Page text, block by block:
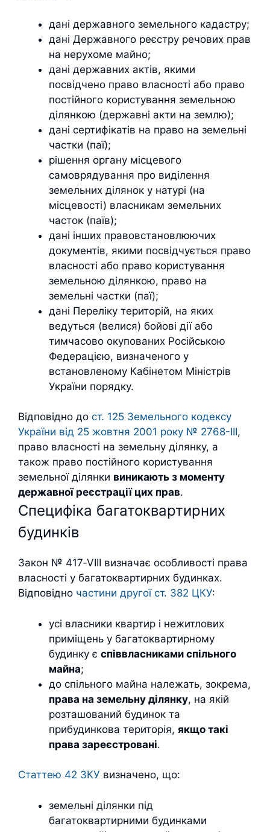
дані державного земельного кадастру;
дані Державного реєстру речових прав
на нерухоме майно;
дані державних актів, якими
посвідчено право власності або право
постійного користування земельною
ділянкою (державні акти на землю);
дані сертифікатів на право на земельні
частки (паї);
рішення органу місцевого
самоврядування про виділення
земельних ділянок у натурі (на
місцевості) власникам земельних
часток (паїв);
дані інших правовстановлюючих
документів, якими посвідчується право
власності або право користування
земельною ділянкою, право на
земельні частки (паї);
дані Переліку територій, на яких
ведуться (велися) бойові дії або
тимчасово окупованих Російською
Федерацією, визначеного у
встановленому Кабінетом Міністрів
України порядку.
Відповідно до ст. 125 Земельного кодексу
України від 25 жовтня 2001 року № 2768-III,
право власності на земельну ділянку, а
також право постійного користування
земельної ділянки виникають з моменту
державної реєстрації цих прав.
Специфіка багатоквартирних
будинків
Закон № 417‑VIII визначає особливості права
власності у багатоквартирних будинках.
Відповідно частини другої ст. 382 ЦКУ:
усі власники квартир і нежитлових
приміщень у багатоквартирному
будинку є співвласниками спільного
майна;
до спільного майна належать, зокрема,
права на земельну ділянку, на якій
розташований будинок та
прибудинкова територія, якщо такі
права зареєстровані.
Статтею 42 ЗКУ визначено, що:
земельні ділянки під
багатоквартирними будинками